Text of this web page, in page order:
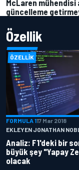
McLaren mühendisi
güncelleme
Özellik
ÖZELLIK
FORMULA 117 Mar 2018
EKLEYEN JONATHAN
Analiz: F1'deki bir
büyük şey "Yapay
olacak